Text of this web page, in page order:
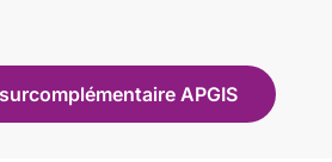
APGIS